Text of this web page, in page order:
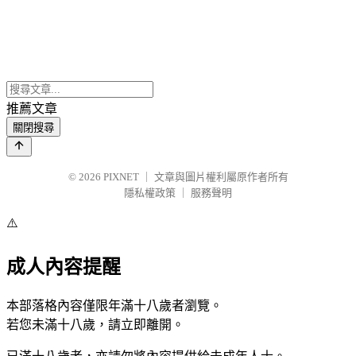
推薦文章
關閉搜尋
© 2026 PIXNET
文章與圖片權利屬原作者所有
隱私權政策
服務聲明
⚠️
成人內容提醒
本部落格內容僅限年滿十八歲者瀏覽。
若您未滿十八歲，請立即離開。